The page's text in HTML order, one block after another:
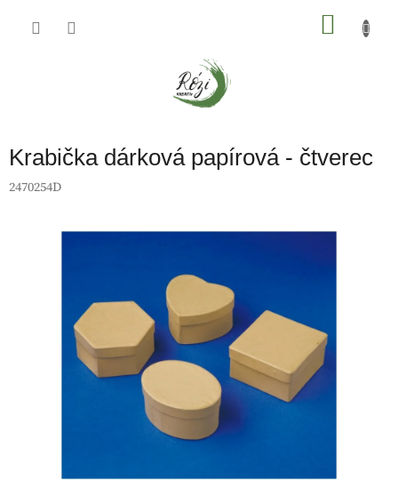
Krabička dárková papírová - čtverec
2470254D